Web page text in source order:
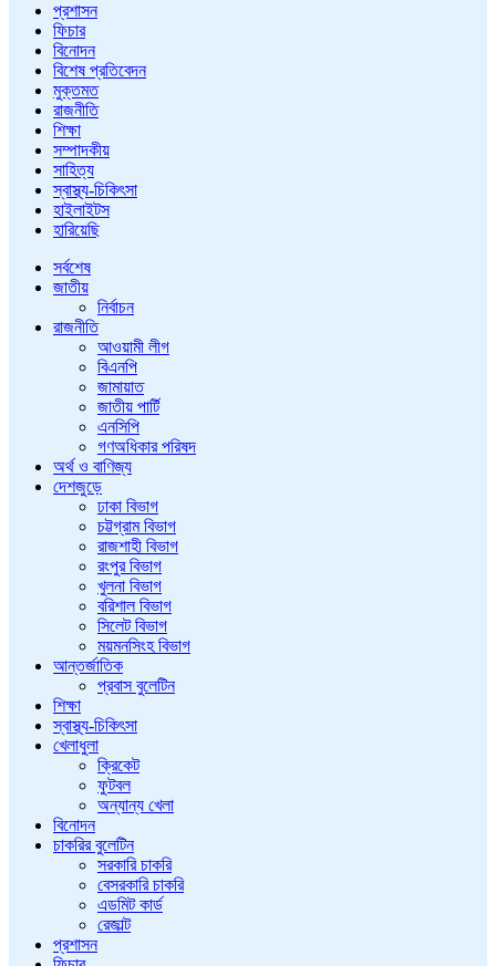
প্রশাসন
ফিচার
বিনোদন
বিশেষ প্রতিবেদন
মুক্তমত
রাজনীতি
শিক্ষা
সম্পাদকীয়
সাহিত্য
স্বাস্থ্য-চিকিৎসা
হাইলাইটস
হারিয়েছি
সর্বশেষ
জাতীয়
নির্বাচন
রাজনীতি
আওয়ামী লীগ
বিএনপি
জামায়াত
জাতীয় পার্টি
এনসিপি
গণঅধিকার পরিষদ
অর্থ ও বাণিজ্য
দেশজুড়ে
ঢাকা বিভাগ
চট্টগ্রাম বিভাগ
রাজশাহী বিভাগ
রংপুর বিভাগ
খুলনা বিভাগ
বরিশাল বিভাগ
সিলেট বিভাগ
ময়মনসিংহ বিভাগ
আন্তর্জাতিক
প্রবাস বুলেটিন
শিক্ষা
স্বাস্থ্য-চিকিৎসা
খেলাধুলা
ক্রিকেট
ফুটবল
অন্যান্য খেলা
বিনোদন
চাকরির বুলেটিন
সরকারি চাকরি
বেসরকারি চাকরি
এডমিট কার্ড
রেজাল্ট
প্রশাসন